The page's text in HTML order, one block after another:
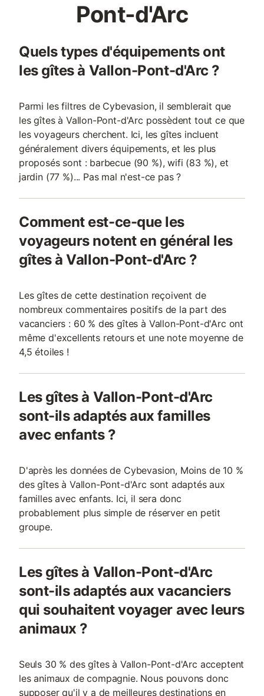
Pont-d'Arc
Quels types d'équipements ont
les gîtes à Vallon-Pont-d'Arc ?
Parmi les filtres de Cybevasion, il semblerait que
les gîtes à Vallon-Pont-d'Arc possèdent tout ce que
les voyageurs cherchent. Ici, les gîtes incluent
généralement divers équipements, et les plus
proposés sont : barbecue (90 %), wifi (83 %), et
jardin (77 %)... Pas mal n'est-ce pas ?
Comment est-ce-que les
voyageurs notent en général les
gîtes à Vallon-Pont-d'Arc ?
Les gîtes de cette destination reçoivent de
nombreux commentaires positifs de la part des
vacanciers : 60 % des gîtes à Vallon-Pont-d'Arc ont
même d'excellents retours et une note moyenne de
4,5 étoiles !
Les gîtes à Vallon-Pont-d'Arc
sont-ils adaptés aux familles
avec enfants ?
D'après les données de Cybevasion, Moins de 10 %
des gîtes à Vallon-Pont-d'Arc sont adaptés aux
familles avec enfants. Ici, il sera donc
probablement plus simple de réserver en petit
groupe.
Les gîtes à Vallon-Pont-d'Arc
sont-ils adaptés aux vacanciers
qui souhaitent voyager avec leurs
animaux ?
Seuls 30 % des gîtes à Vallon-Pont-d'Arc acceptent
les animaux de compagnie. Nous pouvons donc
supposer qu'il y a de meilleures destinations en